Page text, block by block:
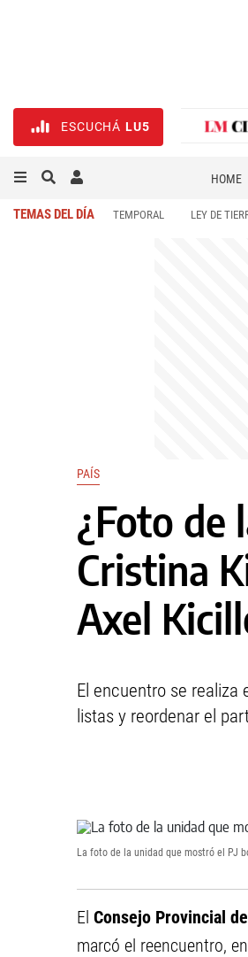
ESCUCHÁ LU5
HOME
TEMAS DEL DÍA TEMPORAL LEY DE
PAÍS
¿Foto de
Cristina
Axel
El encuentro se realiza
listas y reordenar el
La foto de la unidad que mostró el PJ
El Consejo Provincial
marcó el reencuentro,